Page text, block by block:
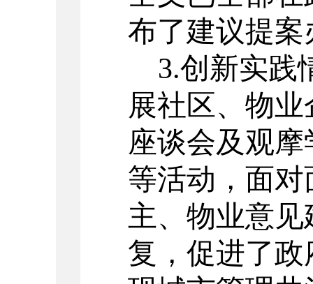
布了建议提
3.创新实践
展社区、物
座谈会及观
等活动，面
主、物业意
复，促进了